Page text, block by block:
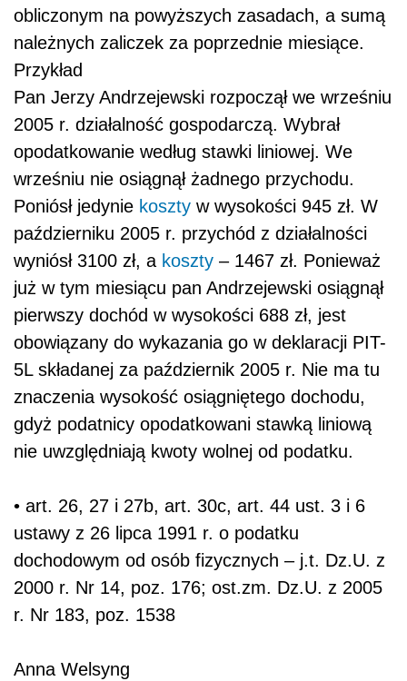
obliczonym na powyższych zasadach, a sumą
należnych zaliczek za poprzednie miesiące.
Przykład
Pan Jerzy Andrzejewski rozpoczął we wrześniu
2005 r. działalność gospodarczą. Wybrał
opodatkowanie według stawki liniowej. We
wrześniu nie osiągnął żadnego przychodu.
Poniósł jedynie koszty w wysokości 945 zł. W
październiku 2005 r. przychód z działalności
wyniósł 3100 zł, a koszty – 1467 zł. Ponieważ
już w tym miesiącu pan Andrzejewski osiągnął
pierwszy dochód w wysokości 688 zł, jest
obowiązany do wykazania go w deklaracji PIT-
5L składanej za październik 2005 r. Nie ma tu
znaczenia wysokość osiągniętego dochodu,
gdyż podatnicy opodatkowani stawką liniową
nie uwzględniają kwoty wolnej od podatku.
• art. 26, 27 i 27b, art. 30c, art. 44 ust. 3 i 6
ustawy z 26 lipca 1991 r. o podatku
dochodowym od osób fizycznych – j.t. Dz.U. z
2000 r. Nr 14, poz. 176; ost.zm. Dz.U. z 2005
r. Nr 183, poz. 1538
Anna Welsyng